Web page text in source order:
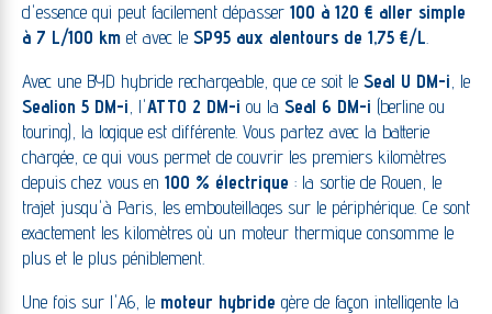
d'essence qui peut facilement dépasser 100 à 120 € aller simple
à 7 L/100 km et avec le SP95 aux alentours de 1,75 €/L.
Avec une BYD hybride rechargeable, que ce soit le Seal U DM-i , le
Sealion 5 DM-i , l'ATTO 2 DM-i ou la Seal 6 DM-i (berline ou
touring), la logique est différente. Vous partez avec la batterie
chargée, ce qui vous permet de couvrir les premiers kilomètres
depuis chez vous en 100 % électrique : la sortie de Rouen, le
trajet jusqu'à Paris, les embouteillages sur le périphérique. Ce sont
exactement les kilomètres où un moteur thermique consomme le
plus et le plus péniblement.
Une fois sur l'A6, le moteur hybride gère de façon intelligente la